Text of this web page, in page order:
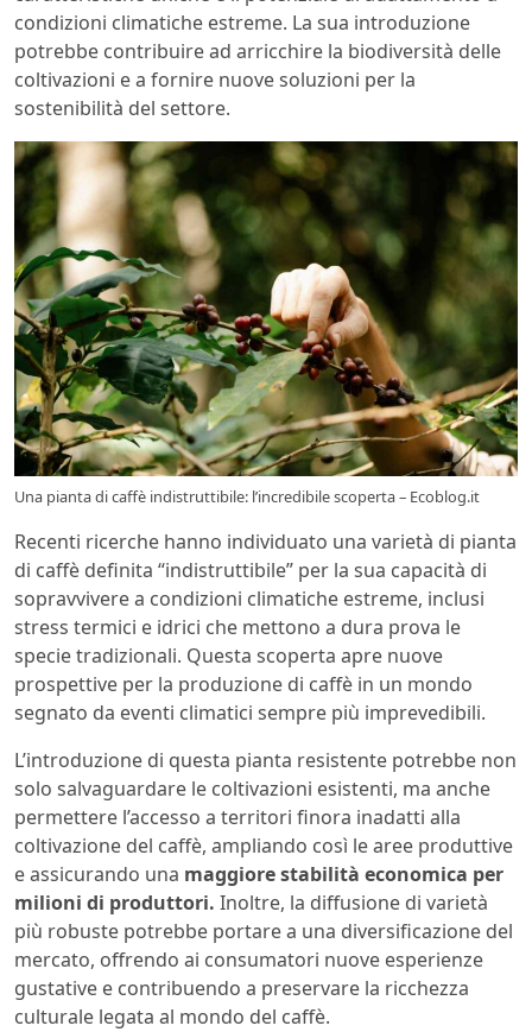
condizioni climatiche estreme. La sua introduzione
potrebbe contribuire ad arricchire la biodiversità delle
coltivazioni e a fornire nuove soluzioni per la
sostenibilità del settore.
Una pianta di caffè indistruttibile: l’incredibile scoperta – Ecoblog.it
Recenti ricerche hanno individuato una varietà di pianta
di caffè definita “indistruttibile” per la sua capacità di
sopravvivere a condizioni climatiche estreme, inclusi
stress termici e idrici che mettono a dura prova le
specie tradizionali. Questa scoperta apre nuove
prospettive per la produzione di caffè in un mondo
segnato da eventi climatici sempre più imprevedibili.
L’introduzione di questa pianta resistente potrebbe non
solo salvaguardare le coltivazioni esistenti, ma anche
permettere l’accesso a territori finora inadatti alla
coltivazione del caffè, ampliando così le aree produttive
e assicurando una maggiore stabilità economica per
milioni di produttori. Inoltre, la diffusione di varietà
più robuste potrebbe portare a una diversificazione del
mercato, offrendo ai consumatori nuove esperienze
gustative e contribuendo a preservare la ricchezza
culturale legata al mondo del caffè.